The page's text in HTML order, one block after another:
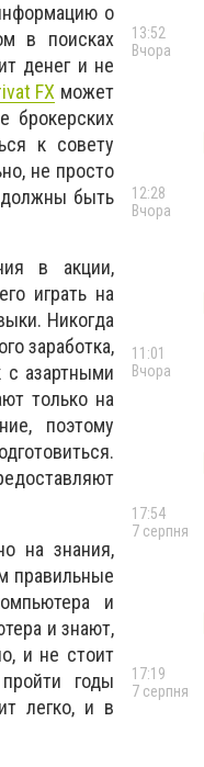
о
в поисках
денег и не
FX может
брокерских
к совету
не просто
должны быть
в акции,
играть на
Никогда
заработка,
с азартными
только на
поэтому
на знания,
правильные
и
и знают,
и не стоит
годы
легко, и в
13:52
Вчора
12:28
Вчора
11:01
Вчора
17:54
7 серпня
17:19
7 серпня